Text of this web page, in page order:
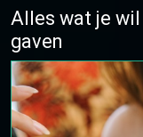
Alles wat je wil
gaven